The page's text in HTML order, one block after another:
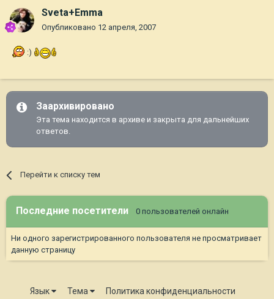
Sveta+Emma
Опубликовано 12 апреля, 2007
:)
Заархивировано
Эта тема находится в архиве и закрыта для дальнейших
ответов.
Перейти к списку тем
Последние посетители 0 пользователей онлайн
Ни одного зарегистрированного пользователя не просматривает
данную страницу
Язык Тема Политика конфиденциальности